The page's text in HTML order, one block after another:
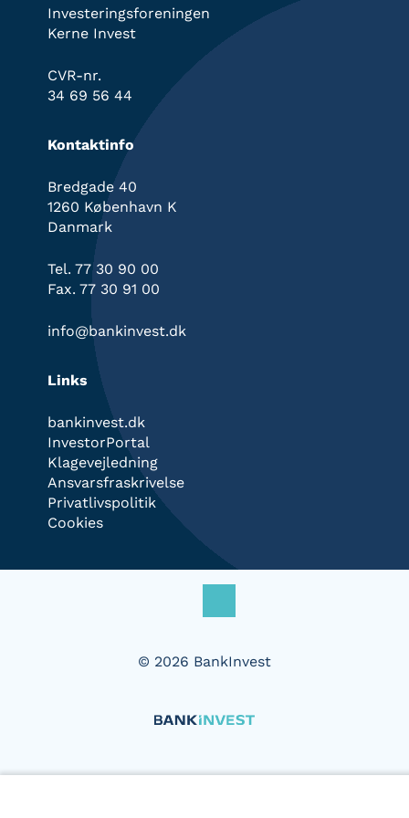
Investeringsforeningen
Kerne Invest
CVR-nr.
34 69 56 44
Kontaktinfo
Bredgade 40
1260 København K
Danmark
Tel. 77 30 90 00
Fax. 77 30 91 00
info@bankinvest.dk
Links
bankinvest.dk
InvestorPortal
Klagevejledning
Ansvarsfraskrivelse
Privatlivspolitik
Cookies
© 2026 BankInvest